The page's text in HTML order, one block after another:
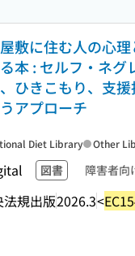
敷に住む人の心
本 : セルフ・ネグ
ひきこもり、支
アプローチ
図書 障害者向
法規出版2026.3<
Diet Library Other